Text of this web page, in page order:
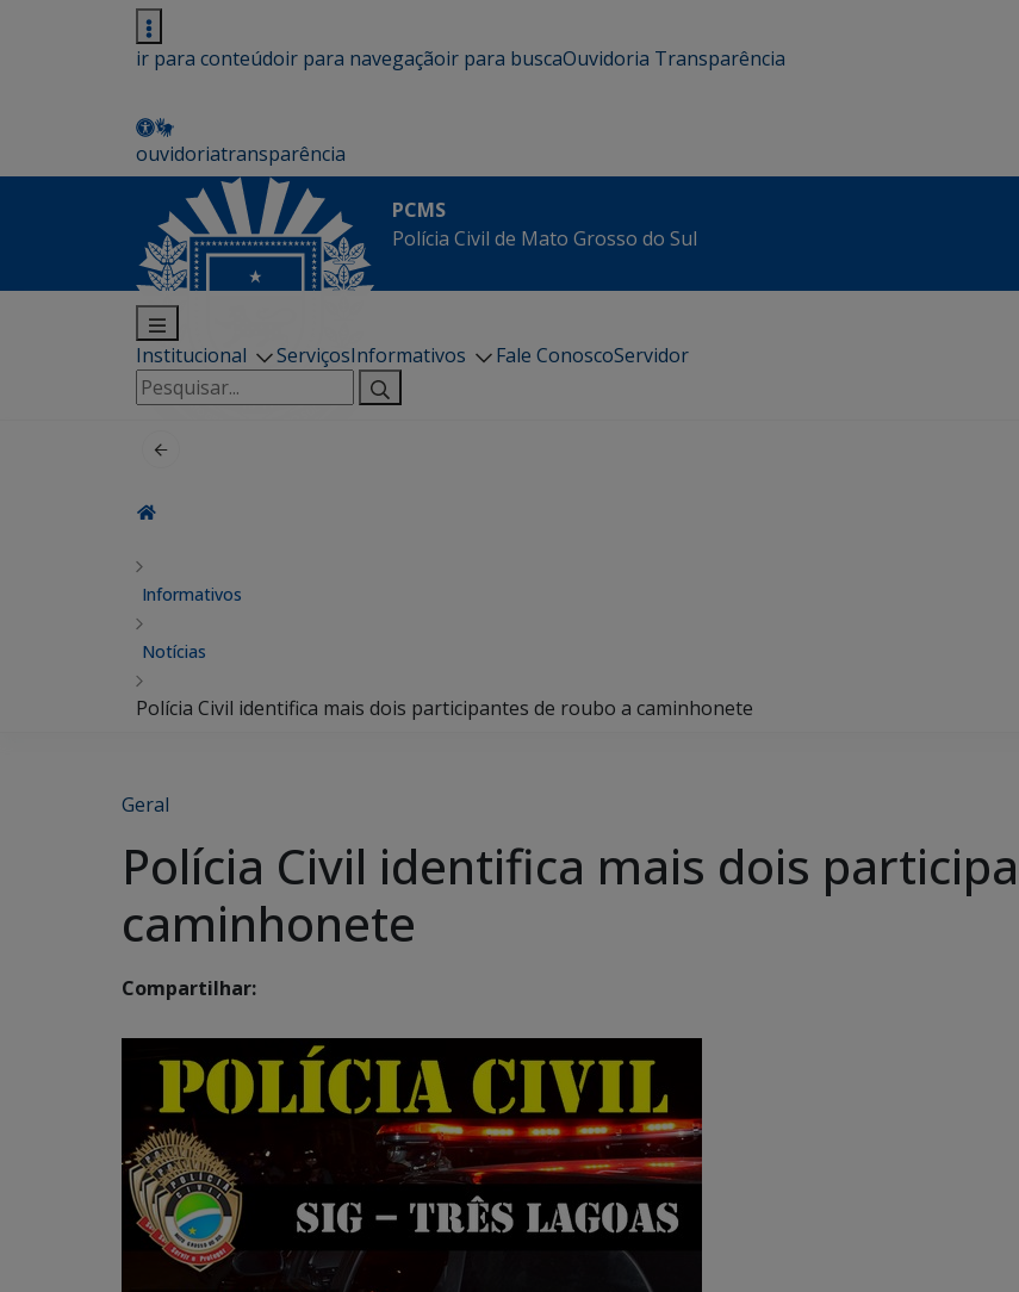
ir para conteúdoir para navegaçãoir para buscaOuvidoria Transparência
ouvidoriatransparência
PCMS
Polícia Civil de Mato Grosso do Sul
Institucional ServiçosInformativos Fale ConoscoServidor
Pesquisar
por:
Informativos
Notícias
Polícia Civil identifica mais dois participantes de roubo a caminhonete
Geral
Polícia Civil identifica mais dois
caminhonete
Compartilhar: